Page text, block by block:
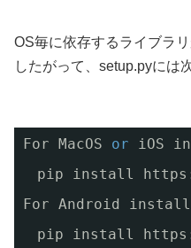
OS毎に依存するライブラリ
したがって、setup.pyには
For MacOS or
iOS
pip install
For Android install
pip install